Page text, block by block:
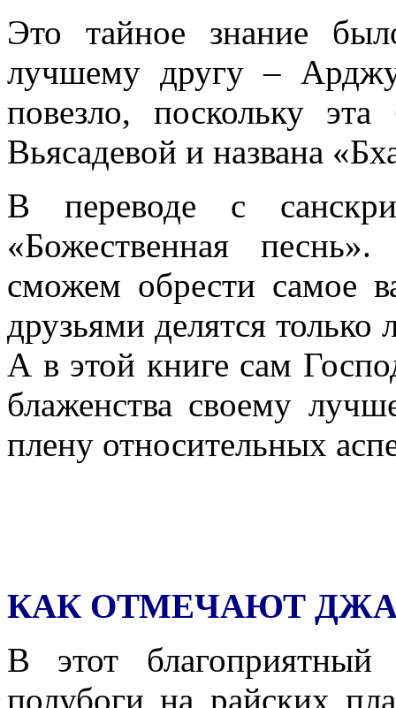
Это тайное знание
лучшему другу –
повезло, поскольку
Вьясадевой и названа
В переводе с
«Божественная
сможем обрести самое
друзьями делятся
А в этой книге сам
блаженства своему
плену относительных
КАК ОТМЕЧАЮТ
В этот
полубоги на райских